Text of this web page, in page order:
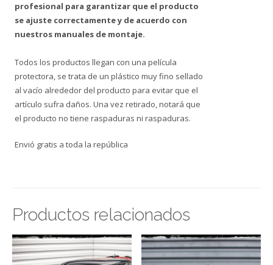
profesional para garantizar que el producto
se ajuste correctamente y de acuerdo con
nuestros manuales de montaje.
Todos los productos llegan con una película
protectora, se trata de un plástico muy fino sellado
al vacío alrededor del producto para evitar que el
artículo sufra daños. Una vez retirado, notará que
el producto no tiene raspaduras ni raspaduras.
Envió gratis a toda la república
Productos relacionados